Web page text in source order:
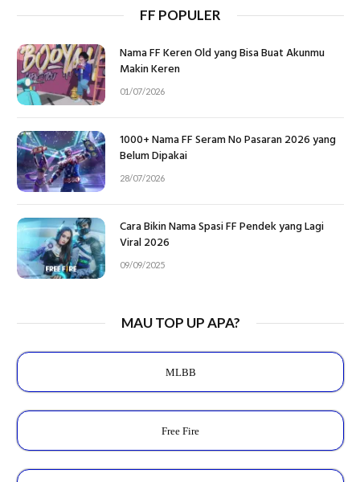
FF POPULER
Nama FF Keren Old yang Bisa Buat Akunmu
Makin Keren
01/07/2026
1000+ Nama FF Seram No Pasaran 2026 yang
Belum Dipakai
28/07/2026
Cara Bikin Nama Spasi FF Pendek yang Lagi
Viral 2026
09/09/2025
MAU TOP UP APA?
MLBB
Free Fire